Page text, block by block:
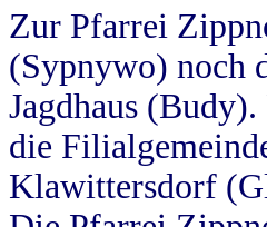
Zur Pfarrei
(Sypnywo) noch
Jagdhaus
die
Klawittersdorf